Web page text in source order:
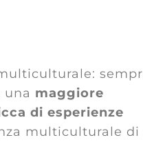
maggiore
di esperienze
multiculturale di